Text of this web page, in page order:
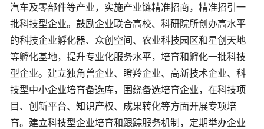
汽车及零部件等产业，实施产业链精准招商，精准招引一
批科技型企业。鼓励企业联合高校、科研院所创办高水平
的科技企业孵化器、众创空间、农业科技园区和星创天地
等孵化基地，提升专业化服务水平，培育和孵化一批科技
型企业。建立独角兽企业、瞪羚企业、高新技术企业、科
技型中小企业培育备选库，围绕备选培育企业，在科技项
目、创新平台、知识产权、成果转化等方面开展专项培
育。建立科技型企业培育和跟踪服务机制，定期举办企业